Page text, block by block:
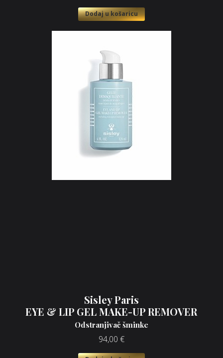
Dodaj u košaricu
Sisley Paris
EYE & LIP GEL MAKE-UP REMOVER
Odstranjivač šminke
94,00 €